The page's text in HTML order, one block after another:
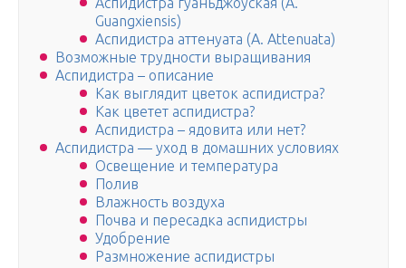
Guangxiensis)
Аспидистра аттенуата (A. Attenuata)
Возможные трудности выращивания
Аспидистра – описание
Как выглядит цветок аспидистра?
Как цветет аспидистра?
Аспидистра – ядовита или нет?
Аспидистра — уход в домашних условиях
Освещение и температура
Полив
Влажность воздуха
Почва и пересадка аспидистры
Удобрение
Размножение аспидистры